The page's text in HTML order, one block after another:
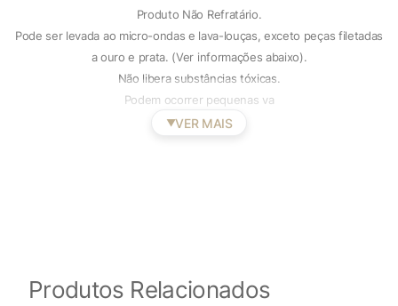
Produto Não Refratário.
Pode ser levada ao micro-ondas e lava-louças, exceto peças filetadas
a ouro e prata. (Ver informações abaixo).
Não libera substâncias tóxicas.
Podem ocorrer pequenas va
▼VER MAIS
Produtos Relacionados